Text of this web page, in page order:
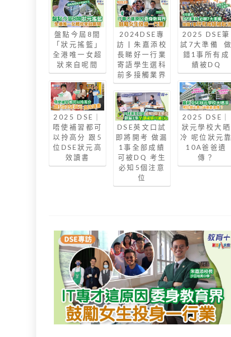
盤點今屆8間
「狀元搖籃」
全港唯一女超
狀來自呢間
2025 DSE｜
唔使補習都可
以拎高分 跟5
位DSE狀元高
效讀書
2024DSE專
訪 | 朱嘉添校
長睇好一行業
寄語學生選科
前多接觸業界
DSE英文口試
即將開考 做漏
1事全部成績
可被DQ 考生
必知5個注意
位
2025 DSE筆
試7大準備 做
錯1事所有成
績被DQ
2025 DSE｜
狀元學校大晒
冷 呢位狀元靠
10A爸爸遺
傳？